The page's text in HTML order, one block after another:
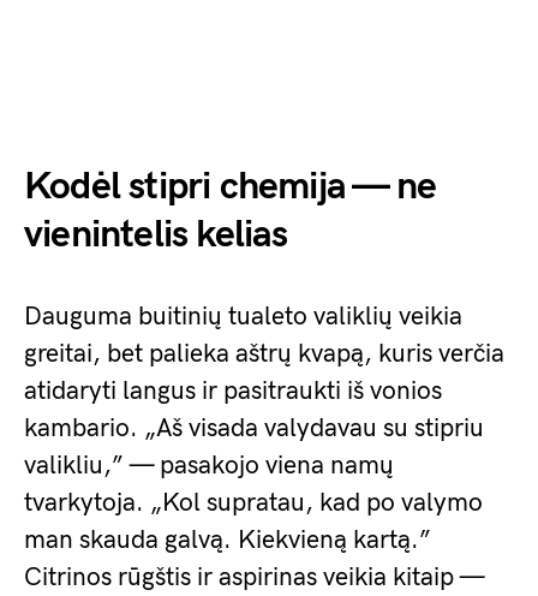
Kodėl stipri chemija — ne
vienintelis kelias
Dauguma buitinių tualeto valiklių veikia
greitai, bet palieka aštrų kvapą, kuris verčia
atidaryti langus ir pasitraukti iš vonios
kambario. „Aš visada valydavau su stipriu
valikliu,” — pasakojo viena namų
tvarkytoja. „Kol supratau, kad po valymo
man skauda galvą. Kiekvieną kartą.”
Citrinos rūgštis ir aspirinas veikia kitaip —